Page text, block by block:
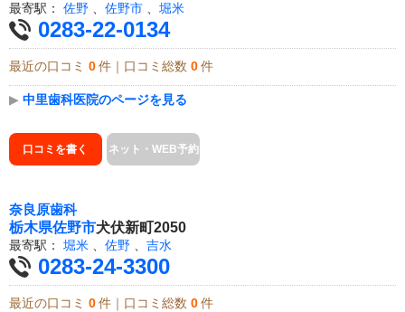
最寄駅： 佐野 佐野市 堀米
0283-22-0134
最近の口コミ 0 件｜口コミ総数 0 件
▶ 中里歯科医院のページを見る
口コミを書く ネット・WEB予約
奈良原歯科
栃木県佐野市犬伏新町2050
最寄駅： 堀米 佐野 吉水
0283-24-3300
最近の口コミ 0 件｜口コミ総数 0 件